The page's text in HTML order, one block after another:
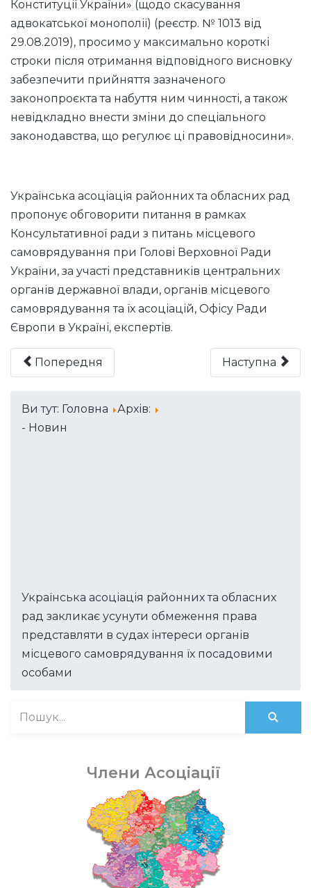
Конституції України» (щодо скасування
адвокатської монополії) (реєстр. № 1013 від
29.08.2019), просимо у максимально короткі
строки після отримання відповідного висновку
забезпечити прийняття зазначеного
законопроєкта та набуття ним чинності, а також
невідкладно внести зміни до спеціального
законодавства, що регулює ці правовідносини».
Українська асоціація районних та обласних рад
пропонує обговорити питання в рамках
Консультативної ради з питань місцевого
самоврядування при Голові Верховної Ради
України, за участі представників центральних
органів державної влади, органів місцевого
самоврядування та їх асоціацій, Офісу Ради
Європи в Україні, експертів.
Попередня Наступна
Ви тут: Головна
Архів:
- Новин
Українська асоціація районних та обласних
рад закликає усунути обмеження права
представляти в судах інтереси органів
місцевого самоврядування їх посадовими
особами
Члени Асоціації